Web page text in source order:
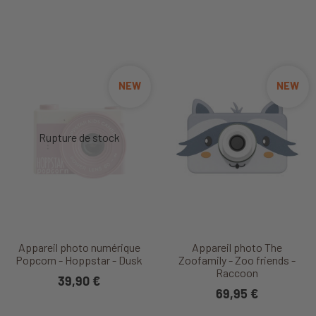
Appareil photo numérique
Popcorn - Hoppstar - Dusk
NEW
39,90 €
Appareil photo The
Zoofamily - Zoo friends -
Raccoon
NEW
69,95 €